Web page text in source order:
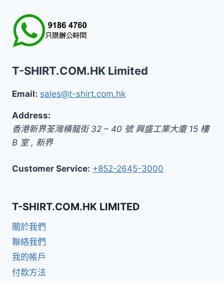
T-SHIRT.COM.HK Limited
Email: sales@t-shirt.com.hk
Address:
香港新界荃灣橫龍街 32 – 40 號 興盛工業大廈 15 樓
B 室, 新界
Customer Service: +852-2645-3000
T-SHIRT.COM.HK LIMITED
關於我們
聯絡我們
我的帳戶
付款方法